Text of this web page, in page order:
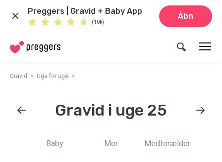
Preggers | Gravid + Baby App
(10k)
Åbn
Gravid Uge for uge
Gravid i uge 25
Baby Mor Medforælder